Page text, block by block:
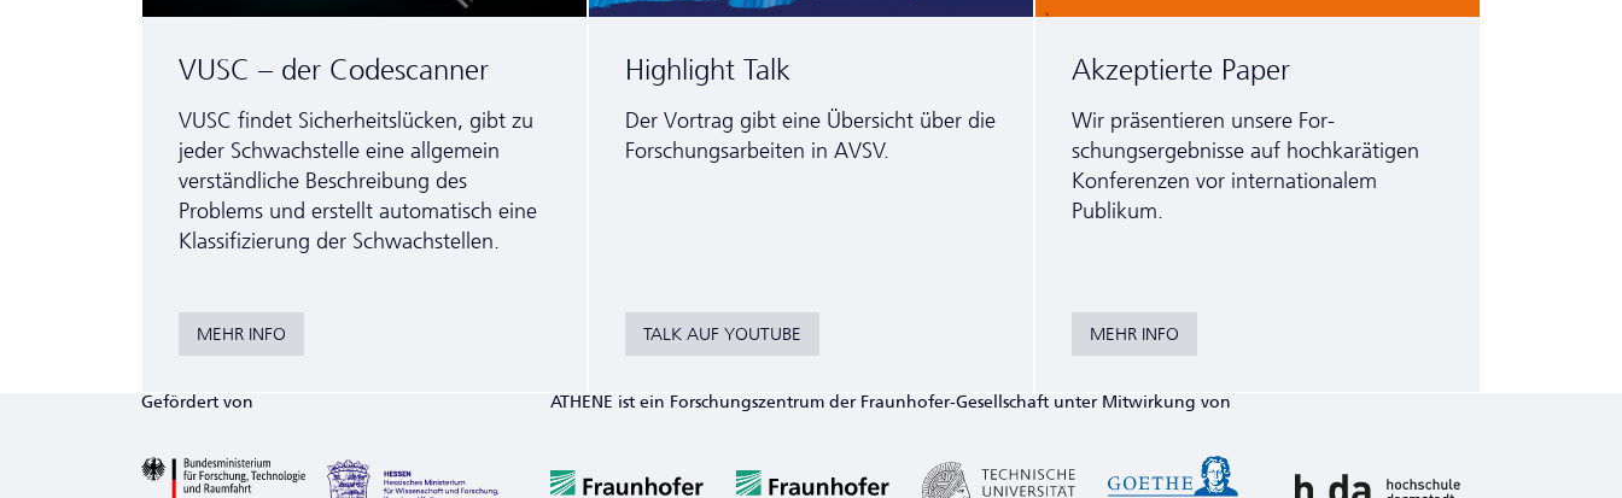
VUSC – der Codescanner
VUSC findet Sicherheitslücken, gibt zu
jeder Schwachstelle eine allgemein
verständliche Beschreibung des
Problems und erstellt automatisch eine
Klassifizierung der Schwachstellen.
MEHR INFO
Highlight Talk
Der Vortrag gibt eine Übersicht über die
For­schungs­arbeiten in AVSV.
TALK AUF YOUTUBE
Akzeptierte Paper
Wir präsentieren unsere For­
schungsergebnisse auf hoch­karätigen
Konferenzen vor inter­nationalem
Publikum.
MEHR INFO
Gefördert von ATHENE ist ein Forschungszentrum der Fraunhofer-Gesellschaft unter Mitwirkung von